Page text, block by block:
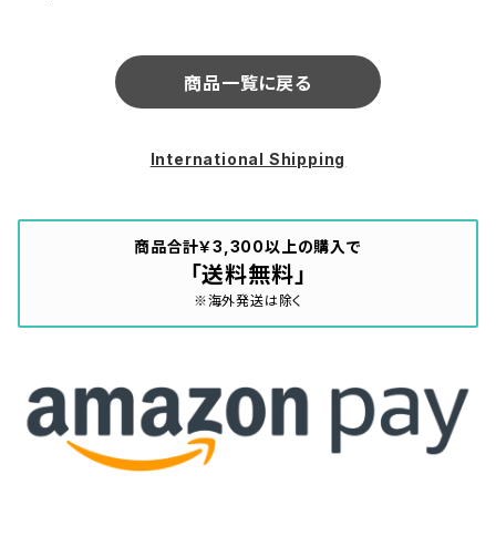
商品一覧に戻る
International Shipping
商品合計￥3,300以上の購入で
「送料無料」
※海外発送は除く